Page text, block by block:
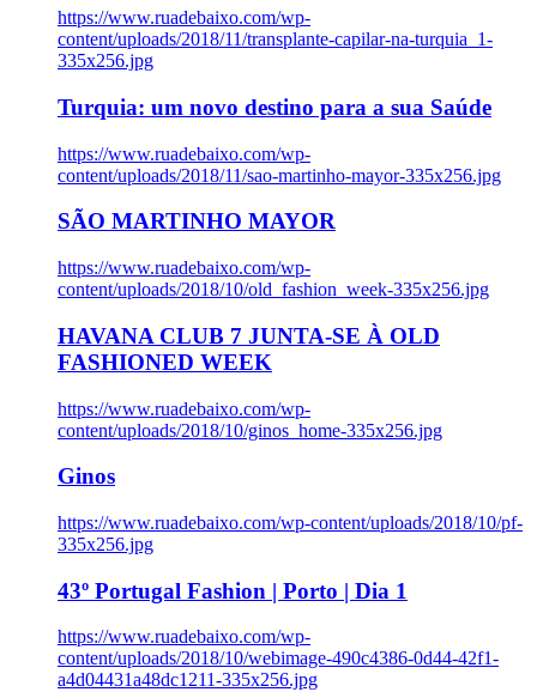
https://www.ruadebaixo.com/wp-
content/uploads/2018/11/transplante-capilar-na-turquia_1-
335x256.jpg
Turquia: um novo destino para a sua Saúde
https://www.ruadebaixo.com/wp-
content/uploads/2018/11/sao-martinho-mayor-335x256.jpg
SÃO MARTINHO MAYOR
https://www.ruadebaixo.com/wp-
content/uploads/2018/10/old_fashion_week-335x256.jpg
HAVANA CLUB 7 JUNTA-SE À OLD
FASHIONED WEEK
https://www.ruadebaixo.com/wp-
content/uploads/2018/10/ginos_home-335x256.jpg
Ginos
https://www.ruadebaixo.com/wp-content/uploads/2018/10/pf-
335x256.jpg
43º Portugal Fashion | Porto | Dia 1
https://www.ruadebaixo.com/wp-
content/uploads/2018/10/webimage-490c4386-0d44-42f1-
a4d04431a48dc1211-335x256.jpg